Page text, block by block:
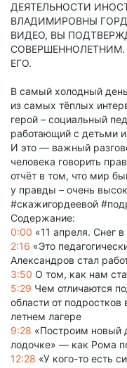
ДЕЯТЕЛЬНОСТИ
ВЛАДИМИРОВНЫ
ВИДЕО, ВЫ
СОВЕРШЕННОЛЕТНИМ.
ЕГО.
В самый холодный
из самых тёплых
герой – социальный
работающий с детьми
И это — важный
человека говорить
отчёт в том, что мир
у правды – очень
#скажигордеевой
Содержание:
0:00 «11 апреля. Снег
2:16 «Это
Александров стал
3:50 О том, как нам
5:29 Чем отличаются
области от
летнем лагере
9:28 «Построим новый
лодочке» — как Рома
12:28 «У кого-то есть